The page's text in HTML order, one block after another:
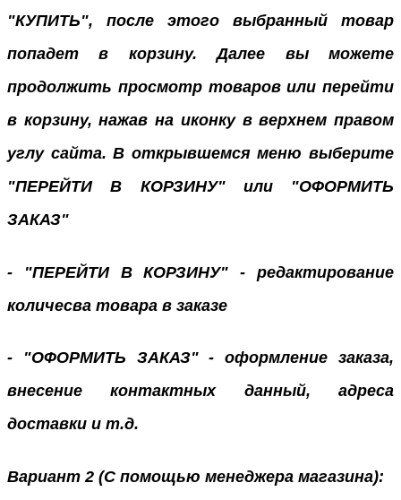
"КУПИТЬ", после этого выбранный товар
попадет в корзину. Далее вы можете
продолжить просмотр товаров или перейти
в корзину, нажав на иконку в верхнем правом
углу сайта. В открывшемся меню выберите
"ПЕРЕЙТИ В КОРЗИНУ" или "ОФОРМИТЬ
ЗАКАЗ"
- "ПЕРЕЙТИ В КОРЗИНУ" - редактирование
количесва товара в заказе
- "ОФОРМИТЬ ЗАКАЗ" - оформление заказа,
внесение контактных данный, адреса
доставки и т.д.
Вариант 2 (С помощью менеджера магазина):